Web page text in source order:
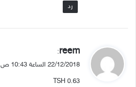
رد
ي
ق
ل
reem
:
22/12/2018 الساعة 10:43 ص
TSH 0.63